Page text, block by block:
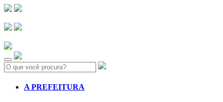
Search:
A PREFEITURA